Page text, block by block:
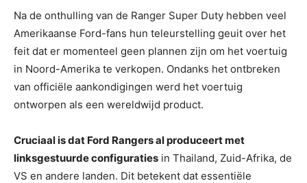
Na de onthulling van de Ranger Super Duty hebben veel
Amerikaanse Ford-fans hun teleurstelling geuit over het
feit dat er momenteel geen plannen zijn om het voertuig
in Noord-Amerika te verkopen. Ondanks het ontbreken
van officiële aankondigingen werd het voertuig
ontworpen als een wereldwijd product.
Cruciaal is dat Ford Rangers al produceert met
linksgestuurde configuraties in Thailand, Zuid-Afrika, de
VS en andere landen. Dit betekent dat essentiële